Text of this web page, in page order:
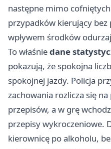
następne mimo
przypadków kierujący bez
wpływem środków
To właśniedane
pokazują, że spokojna
spokojnej jazdy. Policja
zachowania rozlicza się
przepisów, a w grę
przepisy wykroczeniowe.
kierownicę po alkoholu,